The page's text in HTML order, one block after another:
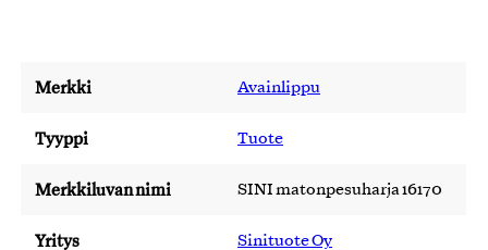
Merkki Avainlippu
Tyyppi Tuote
Merkkiluvan nimi SINI matonpesuharja 16170
Yritys Sinituote Oy